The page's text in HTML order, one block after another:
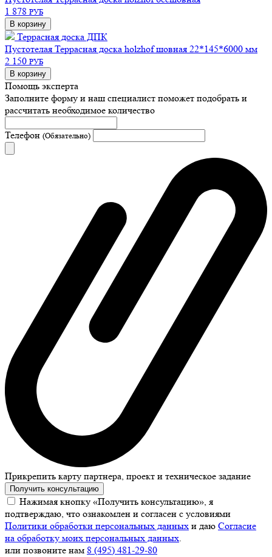
1 878 РУБ
В корзину
Террасная доска ДПК
Пустотелая Террасная доска holzhof шовная 22*145*6000 мм
2 150 РУБ
В корзину
Помощь эксперта
Заполните форму и наш специалист поможет подобрать и
рассчитать необходимое количество
Телефон (Обязательно)
Прикрепить карту партнера, проект и техническое задание
Получить консультацию
Нажимая кнопку «Получить консультацию», я
подтверждаю, что ознакомлен и согласен с условиями
Политики обработки персональных данных и даю Согласие
на обработку моих персональных данных.
или позвоните нам 8 (495) 481-29-80